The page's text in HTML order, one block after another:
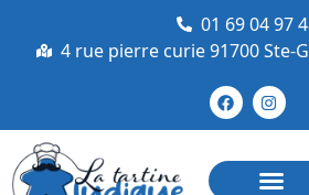
01 69 04 97
4 rue pierre curie 91700 Ste-